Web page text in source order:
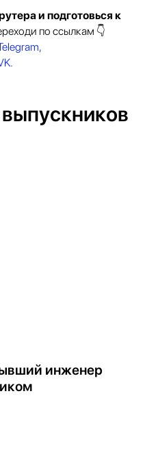
и подготовься к
по ссылкам 👇
инженер